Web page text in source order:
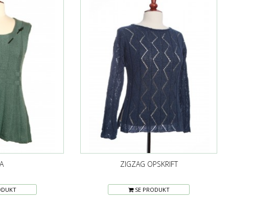
ZIGZAG OPSKRIFT
SE PRODUKT